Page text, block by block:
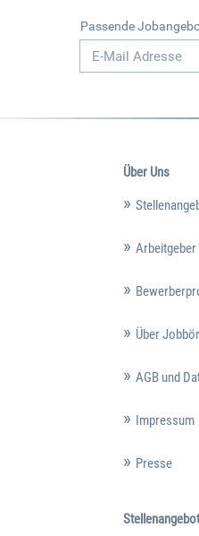
Passende
Über Uns
Arbeitgeber
Über
AGB und
Impressum
Presse